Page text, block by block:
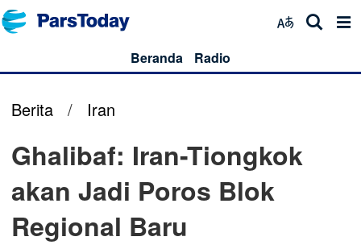
Beranda Radio
Berita / Iran
Ghalibaf: Iran-Tiongkok
akan Jadi Poros Blok
Regional Baru